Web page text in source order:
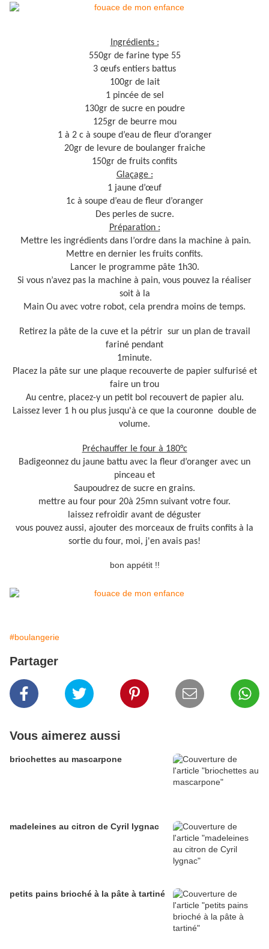
Ingrédients :
550gr de farine type 55
3 œufs entiers battus
100gr de lait
1 pincée de sel
130gr de sucre en poudre
125gr de beurre mou
1 à 2 c à soupe d’eau de fleur d’oranger
20gr de levure de boulanger fraiche
150gr de fruits confits
Glaçage :
1 jaune d’œuf
1c à soupe d’eau de fleur d’oranger
Des perles de sucre.
Préparation :
Mettre les ingrédients dans l’ordre dans la machine à pain.
Mettre en dernier les fruits confits.
Lancer le programme pâte 1h30.
Si vous n’avez pas la machine à pain, vous pouvez la réaliser
soit à la
Main Ou avec votre robot, cela prendra moins de temps.
Retirez la pâte de la cuve et la pétrir sur un plan de travail
fariné pendant
1minute.
Placez la pâte sur une plaque recouverte de papier sulfurisé et
faire un trou
Au centre, placez-y un petit bol recouvert de papier alu.
Laissez lever 1 h ou plus jusqu'à ce que la couronne double de
volume.
Préchauffer le four à 180°c
Badigeonnez du jaune battu avec la fleur d’oranger avec un
pinceau et
Saupoudrez de sucre en grains.
mettre au four pour 20à 25mn suivant votre four.
laissez refroidir avant de déguster
vous pouvez aussi, ajouter des morceaux de fruits confits à la
sortie du four, moi, j'en avais pas!
bon appétit !!
#boulangerie
Partager
Vous aimerez aussi
briochettes au mascarpone
madeleines au citron de Cyril lygnac
petits pains brioché à la pâte à tartiné